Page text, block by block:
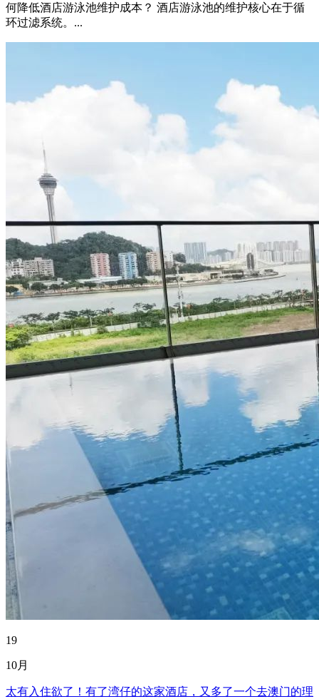
何降低酒店游泳池维护成本？ 酒店游泳池的维护核心在于循
环过滤系统。...
19
10月
太有入住欲了！有了湾仔的这家酒店，又多了一个去澳门的理